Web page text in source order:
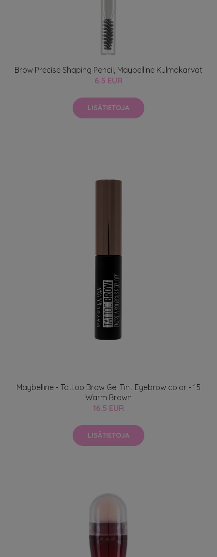
Brow Precise Shaping Pencil, Maybelline Kulmakarvat
6.5 EUR
LISÄTIETOJA
Maybelline - Tattoo Brow Gel Tint Eyebrow color - 15
Warm Brown
16.5 EUR
LISÄTIETOJA